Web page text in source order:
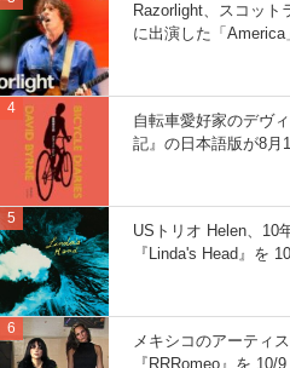
Razorlight、スコット
に出演した「America
自転車愛好家のデヴ
記』の日本語版が8月
USトリオ Helen、10
『Linda's Head』を
メキシコのアーティ
『RRRomeo』を 10/